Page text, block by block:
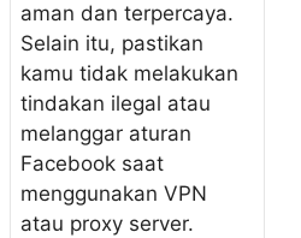
aman dan terpercaya.
Selain itu, pastikan
kamu tidak melakukan
tindakan ilegal atau
melanggar aturan
Facebook saat
menggunakan VPN
atau proxy server.